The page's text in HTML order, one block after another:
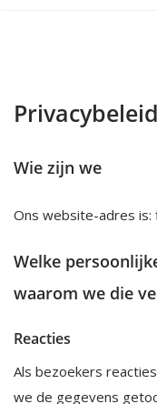
Privacybeleid
Wie zijn we
Ons website-adres is:
Welke
waarom we die
Reacties
Als bezoekers
we de gegevens